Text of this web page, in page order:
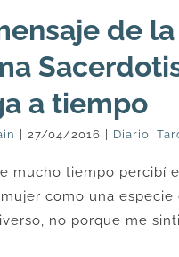
de la
a tiempo
| 27/04/2016 | Diario
mucho tiempo percibí
como una especie
no porque me